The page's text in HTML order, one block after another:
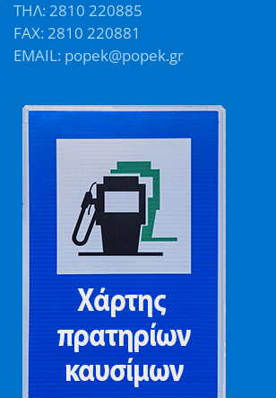
ΤΗΛ: 2810 220885
FAX: 2810 220881
EMAIL: popek@popek.gr